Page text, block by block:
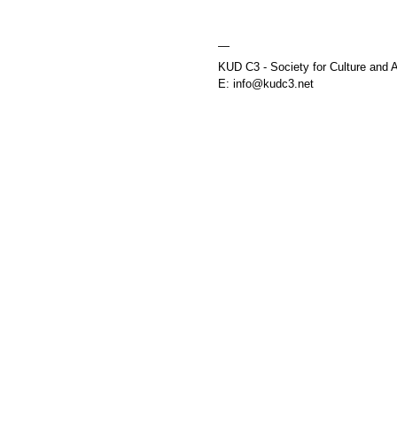
—
KUD C3 - Society for Culture and
E: info@kudc3.net